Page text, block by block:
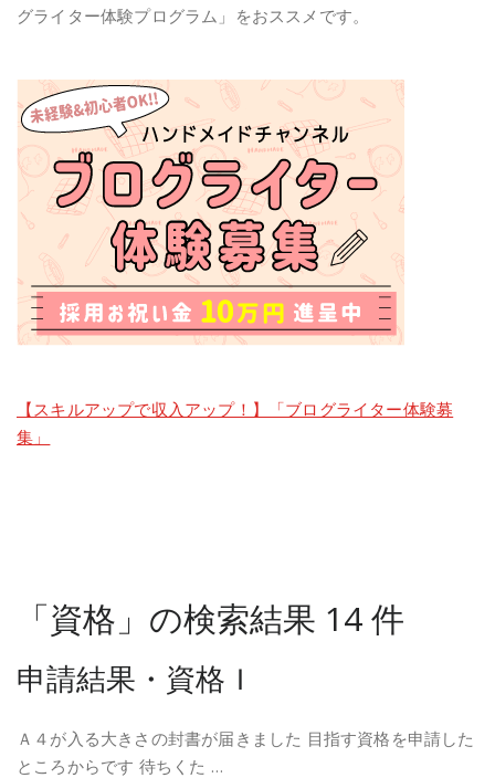
グライター体験プログラム」をおススメです。
【スキルアップで収入アップ！】「ブログライター体験募
集」
「資格」の検索結果 14 件
申請結果・資格Ｉ
Ａ４が入る大きさの封書が届きました 目指す資格を申請した
ところからです 待ちくた …